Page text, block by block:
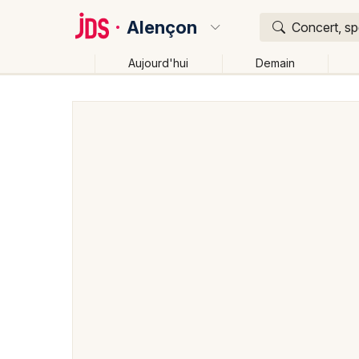
Alençon Concert,
Aujourd'hui Demain